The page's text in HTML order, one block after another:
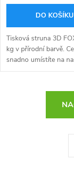
DO KOŠÍKU
Tisková struna 3D
kg v přírodní barvě.
snadno umístíte na
tištěnou 3D FOX refill
Dodáváno v